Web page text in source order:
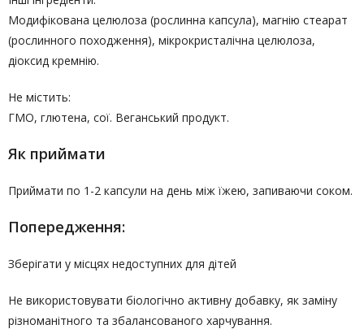
Модифікована целюлоза (рослинна капсула), магнію стеарат
(рослинного походження), мікрокристалічна целюлоза,
діоксид кремнію.
Не містить:
ГМО, глютена, сої. Веганський продукт.
Як приймати
Приймати по 1-2 капсули на день між їжею, запиваючи соком.
Попередження:
Зберігати у місцях недоступних для дітей
Не використовувати біологічно активну добавку, як заміну
різноманітного та збалансованого харчування.